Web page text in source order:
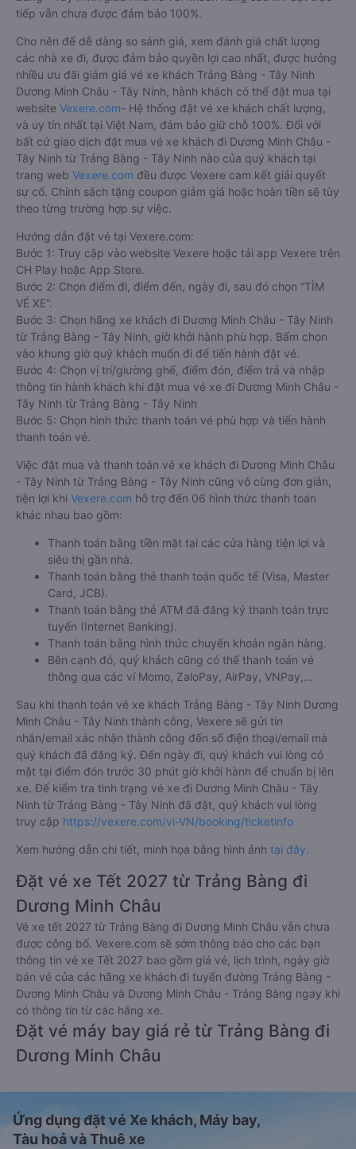
tiếp vẫn chưa được đảm bảo 100%.
Cho nên để dễ dàng so sánh giá, xem đánh giá chất lượng
các nhà xe đi, được đảm bảo quyền lợi cao nhất, được hưởng
nhiều ưu đãi giảm giá vé xe khách Trảng Bàng - Tây Ninh
Dương Minh Châu - Tây Ninh, hành khách có thể đặt mua tại
website Vexere.com- Hệ thống đặt vé xe khách chất lượng,
và uy tín nhất tại Việt Nam, đảm bảo giữ chỗ 100%. Đối với
bất cứ giao dịch đặt mua vé xe khách đi Dương Minh Châu -
Tây Ninh từ Trảng Bàng - Tây Ninh nào của quý khách tại
trang web Vexere.com đều được Vexere cam kết giải quyết
sự cố. Chính sách tặng coupon giảm giá hoặc hoàn tiền sẽ tùy
theo từng trường hợp sự việc.
Hướng dẫn đặt vé tại Vexere.com:
Bước 1: Truy cập vào website Vexere hoặc tải app Vexere trên
CH Play hoặc App Store.
Bước 2: Chọn điểm đi, điểm đến, ngày đi, sau đó chọn “TÌM
VÉ XE”.
Bước 3: Chọn hãng xe khách đi Dương Minh Châu - Tây Ninh
từ Trảng Bàng - Tây Ninh, giờ khởi hành phù hợp. Bấm chọn
vào khung giờ quý khách muốn đi để tiến hành đặt vé.
Bước 4: Chọn vị trí/giường ghế, điểm đón, điểm trả và nhập
thông tin hành khách khi đặt mua vé xe đi Dương Minh Châu -
Tây Ninh từ Trảng Bàng - Tây Ninh
Bước 5: Chọn hình thức thanh toán vé phù hợp và tiến hành
thanh toán vé.
Việc đặt mua và thanh toán vé xe khách đi Dương Minh Châu
- Tây Ninh từ Trảng Bàng - Tây Ninh cũng vô cùng đơn giản,
tiện lợi khi Vexere.com hỗ trợ đến 06 hình thức thanh toán
khác nhau bao gồm:
Thanh toán bằng tiền mặt tại các cửa hàng tiện lợi và
siêu thị gần nhà.
Thanh toán bằng thẻ thanh toán quốc tế (Visa, Master
Card, JCB).
Thanh toán bằng thẻ ATM đã đăng ký thanh toán trực
tuyến (Internet Banking).
Thanh toán bằng hình thức chuyển khoản ngân hàng.
Bên cạnh đó, quý khách cũng có thể thanh toán vé
thông qua các ví Momo, ZaloPay, AirPay, VNPay,…
Sau khi thanh toán vé xe khách Trảng Bàng - Tây Ninh Dương
Minh Châu - Tây Ninh thành công, Vexere sẽ gửi tin
nhắn/email xác nhận thành công đến số điện thoại/email mà
quý khách đã đăng ký. Đến ngày đi, quý khách vui lòng có
mặt tại điểm đón trước 30 phút giờ khởi hành để chuẩn bị lên
xe. Để kiểm tra tình trạng vé xe đi Dương Minh Châu - Tây
Ninh từ Trảng Bàng - Tây Ninh đã đặt, quý khách vui lòng
truy cập https://vexere.com/vi-VN/booking/ticketinfo
Xem hướng dẫn chi tiết, minh họa bằng hình ảnh tại đây.
Đặt vé xe Tết 2027 từ Trảng Bàng đi
Dương Minh Châu
Vé xe tết 2027 từ Trảng Bàng đi Dương Minh Châu vẫn chưa
được công bố. Vexere.com sẽ sớm thông báo cho các bạn
thông tin vé xe Tết 2027 bao gồm giá vé, lịch trình, ngày giờ
bán vé của các hãng xe khách đi tuyến đường Trảng Bàng -
Dương Minh Châu và Dương Minh Châu - Trảng Bàng ngay khi
có thông tin từ các hãng xe.
Đặt vé máy bay giá rẻ từ Trảng Bàng đi
Dương Minh Châu
Ứng dụng đặt vé Xe khách, Máy bay,
Tàu hoả và Thuê xe